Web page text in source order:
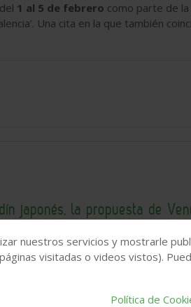
1 al 5 de febrero como parte de
Una cita en la que también
japonés, la propuesta de
nuestros servicios y mostrarle
visitadas o videos vistos).
Política de